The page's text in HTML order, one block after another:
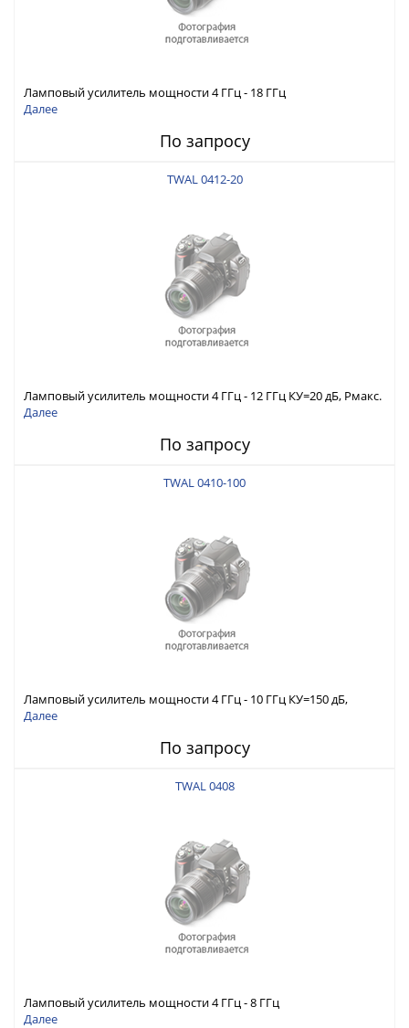
Ламповый усилитель мощности 4 ГГц - 18 ГГц
Далее
По запросу
TWAL 0412-20
Ламповый усилитель мощности 4 ГГц - 12 ГГц КУ=20 дБ, Pмакс.
вых=43 Вт
Далее
По запросу
TWAL 0410-100
Ламповый усилитель мощности 4 ГГц - 10 ГГц КУ=150 дБ,
Pмакс. вых=50 Вт
Далее
По запросу
TWAL 0408
Ламповый усилитель мощности 4 ГГц - 8 ГГц
Далее